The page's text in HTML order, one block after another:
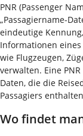
PNR (Passenger
„Passagiername-
eindeutige
Informationen
wie Flugzeugen,
verwalten. Eine
Daten, die die
Passagiers
Wo findet